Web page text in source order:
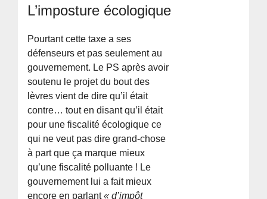
L’imposture écologique
Pourtant cette taxe a ses
défenseurs et pas seulement au
gouvernement. Le PS après avoir
soutenu le projet du bout des
lèvres vient de dire qu’il était
contre… tout en disant qu’il était
pour une fiscalité écologique ce
qui ne veut pas dire grand-chose
à part que ça marque mieux
qu’une fiscalité polluante ! Le
gouvernement lui a fait mieux
encore en parlant« d’impôt